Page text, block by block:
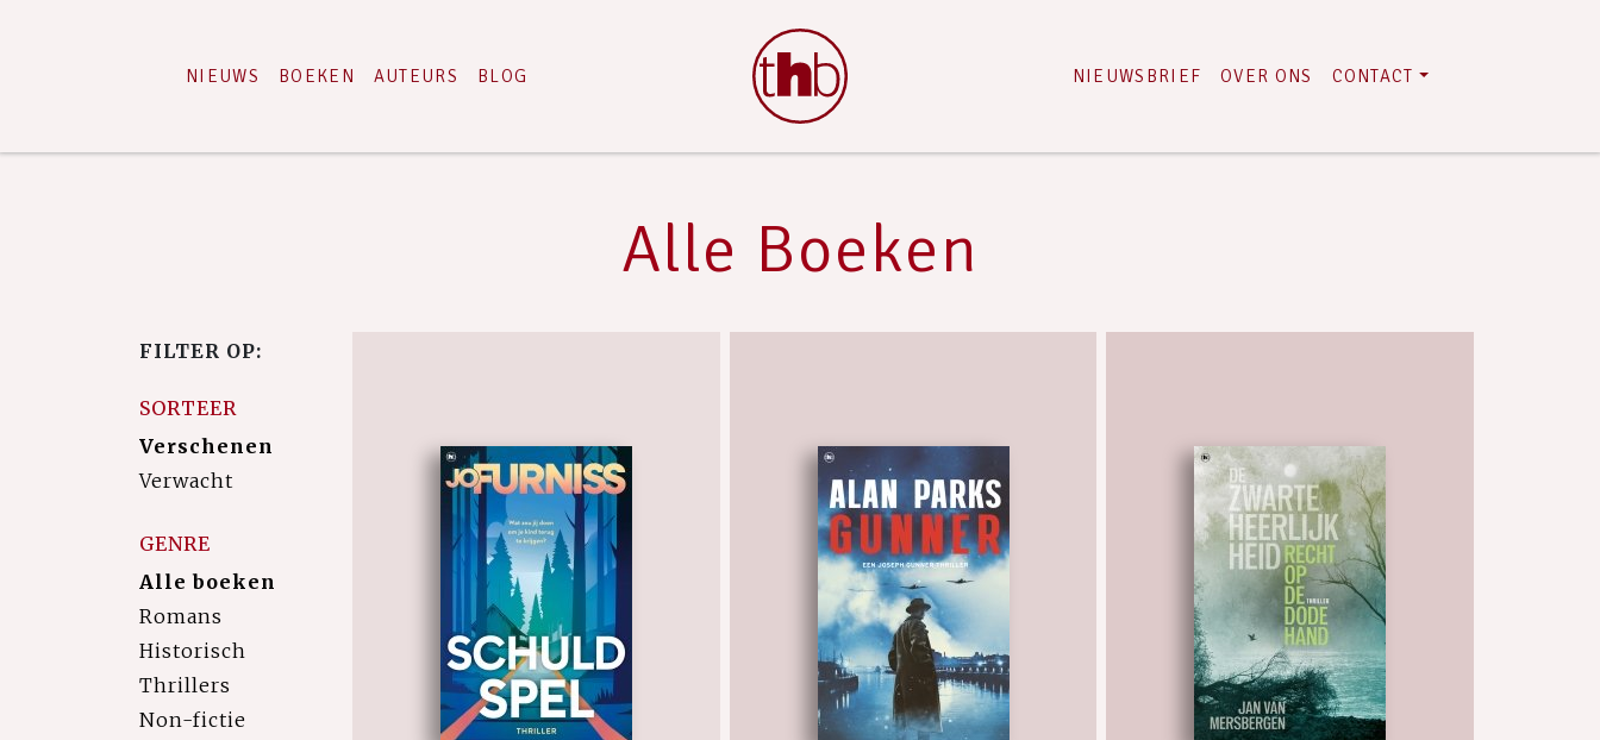
NIEUWS BOEKEN AUTEURS BLOG NIEUWSBRIEF OVER ONS CONTACT
Alle Boeken
FILTER OP:
SORTEER
Verschenen
Verwacht
GENRE
Alle boeken
Romans
Historisch
Thrillers
Non-fictie